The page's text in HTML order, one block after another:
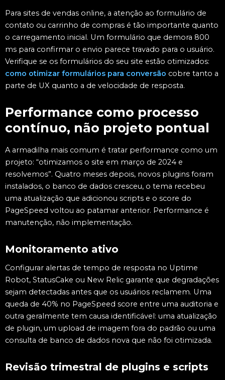
Para sites de vendas online, a atenção ao formulário de
contato ou carrinho de compras é tão importante quanto
o carregamento inicial. Um formulário que demora 800
ms para confirmar o envio parece travado para o usuário.
Verifique se os formulários do seu site estão otimizados:
como otimizar formulários para conversão cobre tanto a
parte de UX quanto a de velocidade de resposta.
Performance como processo
contínuo, não projeto pontual
A armadilha mais comum é tratar performance como um
projeto: “otimizamos o site em março de 2024 e
resolvemos”. Quatro meses depois, novos plugins foram
instalados, o banco de dados cresceu, o tema recebeu
uma atualização que adicionou scripts e o score do
PageSpeed voltou ao patamar anterior. Performance é
manutenção, não implementação.
Monitoramento ativo
Configurar alertas de tempo de resposta no Uptime
Robot, StatusCake ou New Relic garante que degradações
sejam detectadas antes que os usuários reclamem. Uma
queda de 40% no PageSpeed score entre uma auditoria e
outra geralmente tem causa identificável: uma atualização
de plugin, um upload de imagem fora do padrão ou uma
consulta de banco de dados nova que não foi otimizada.
Revisão trimestral de plugins e scripts